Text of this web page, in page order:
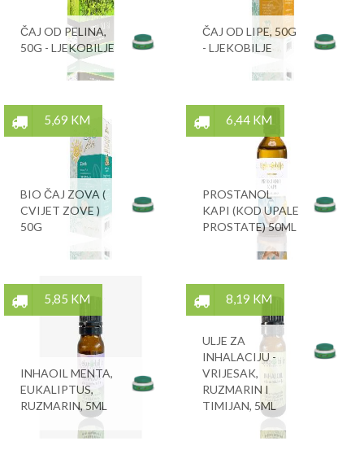
ČAJ OD PELINA,
50G - LJEKOBILJE
ČAJ OD LIPE, 50G
- LJEKOBILJE
5,69 KM
BIO ČAJ ZOVA (
CVIJET ZOVE )
50G
6,44 KM
PROSTANOL
KAPI (KOD UPALE
PROSTATE) 50ML
5,85 KM
INHAOIL MENTA,
EUKALIPTUS,
RUZMARIN, 5ML
8,19 KM
ULJE ZA
INHALACIJU -
VRIJESAK,
RUZMARIN I
TIMIJAN, 5ML